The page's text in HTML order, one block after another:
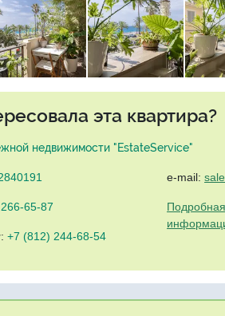
эта квартира?
недвижимости "EstateService"
65-87
: +7 (812) 244-68-54
e-mail: